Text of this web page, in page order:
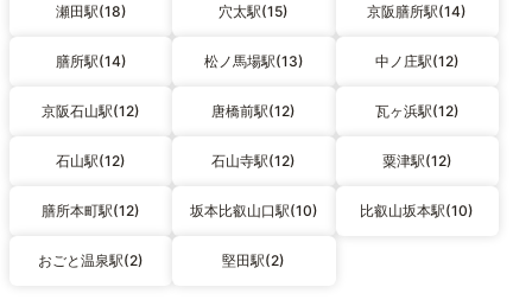
瀬田駅(18) 穴太駅(15) 京阪膳所駅(14)
膳所駅(14) 松ノ馬場駅(13) 中ノ庄駅(12)
京阪石山駅(12) 唐橋前駅(12) 瓦ヶ浜駅(12)
石山駅(12) 石山寺駅(12) 粟津駅(12)
膳所本町駅(12) 坂本比叡山口駅(10) 比叡山坂本駅(10)
おごと温泉駅(2) 堅田駅(2)